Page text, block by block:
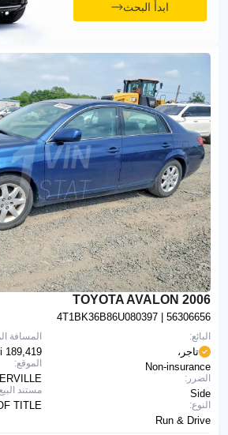
ابدأ البحث
2006 TOYOTA AVALON
4T1BK36B86U080397 | 56306656
المسافة
189,419 mi
الموقع:
مستند
TITLE
البائع:
تاجر،
Non-insurance
الضرر:
Side
النوع:
Run & Drive